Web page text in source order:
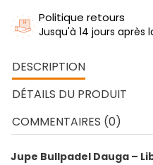
Politique retours
Jusqu'à 14 jours après
DESCRIPTION
DÉTAILS DU PRODUIT
COMMENTAIRES (0)
Jupe Bullpadel Dauga –